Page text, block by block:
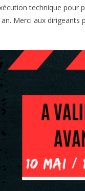
technique pour
Merci aux dirigeants